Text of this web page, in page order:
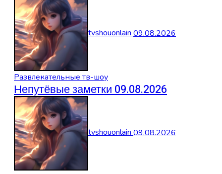
tvshouonlain09.08.2026
Развлекательные тв-шоу
Непутёвые заметки 09.08.2026
tvshouonlain09.08.2026